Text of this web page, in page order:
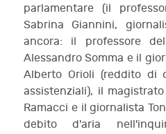
parlamentare (il
Sabrina Giannini,
ancora: il professore
Alessandro Somma e il
Alberto Orioli (reddito di
assistenziali), il
Ramacci e il giornalista
debito d'aria